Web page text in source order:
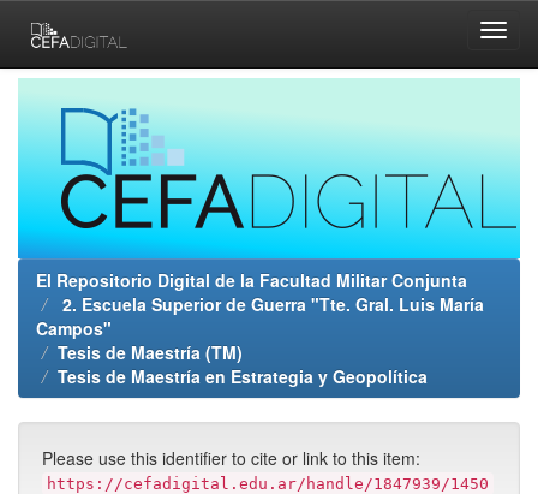
navigation
El Repositorio Digital de la Facultad Militar Conjunta
2. Escuela Superior de Guerra "Tte. Gral. Luis María
Campos"
Tesis de Maestría (TM)
Tesis de Maestría en Estrategia y Geopolítica
Please use this identifier to cite or link to this item:
https://cefadigital.edu.ar/handle/1847939/1450